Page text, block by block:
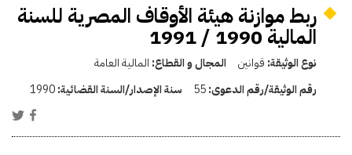
ربط موازنة هيئة الأوقاف المصرية للسنة
المالية 1990 / 1991
نوع الوثيقة: قوانين المجال و القطاع: المالية العامة
رقم الوثيقة/رقم الدعوى:55 سنة الإصدار/السنة القضائية:1990